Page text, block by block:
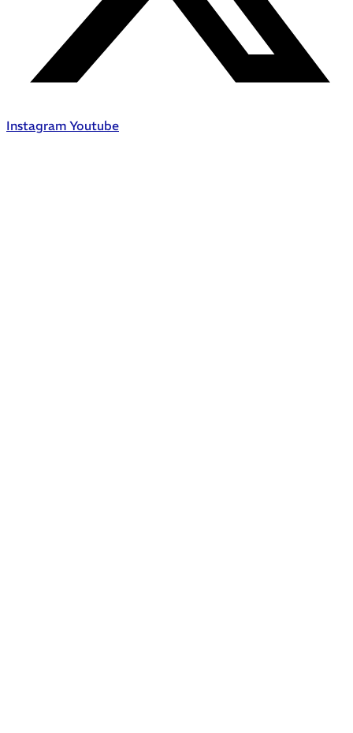
Instagram Youtube